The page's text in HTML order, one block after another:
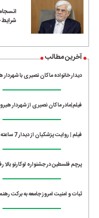
آخرین مطالب
دیدار خانواده ماکان نصیری با
فیلم|مادر ماکان نصیری از شهردار
فیلم | روایت پزشکیان از دیدار 7 ساعته با رهبر معظم انقلاب
پرچم فلسطین در جشنواره لوکارنو بالا
ثبات و امنیت امروز جامعه به برکت